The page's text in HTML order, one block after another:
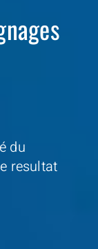
du
resultat